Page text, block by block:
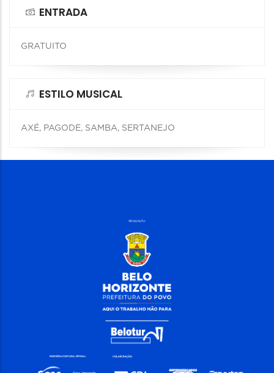
ENTRADA
GRATUITO
ESTILO MUSICAL
AXÉ, PAGODE, SAMBA, SERTANEJO